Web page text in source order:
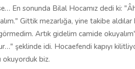
En sonunda Bilal Hocamız dedi ki:
Gittik mezarlığa, yine takibe
Artık gidelim camide
şeklinde idi. Hocaefendi kapıyı
okuyorduk biz.